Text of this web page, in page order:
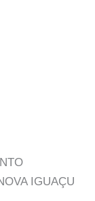
IGUAÇU